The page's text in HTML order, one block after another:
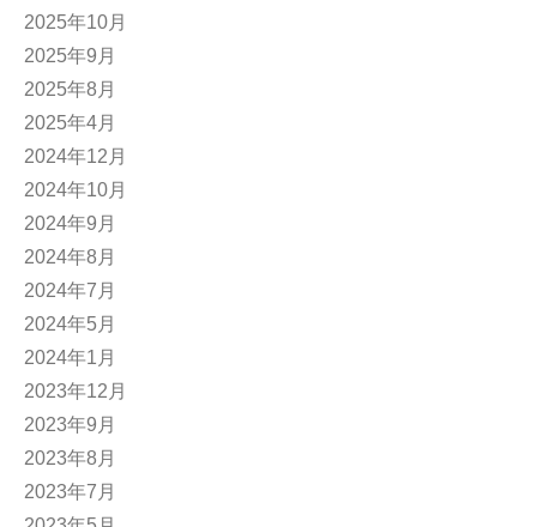
2025年10月
2025年9月
2025年8月
2025年4月
2024年12月
2024年10月
2024年9月
2024年8月
2024年7月
2024年5月
2024年1月
2023年12月
2023年9月
2023年8月
2023年7月